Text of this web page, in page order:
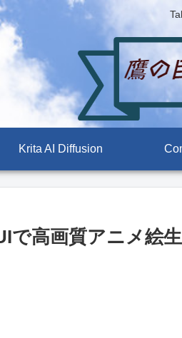
Krita AI Diffusion
で高画質アニメ絵